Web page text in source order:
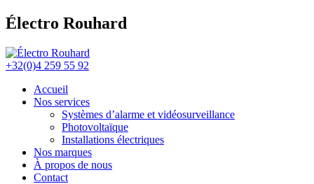
Électro Rouhard
+32(0)4 259 55 92
Accueil
Nos services
Systèmes d’alarme et vidéosurveillance
Photovoltaïque
Installations électriques
Nos marques
À propos de nous
Contact